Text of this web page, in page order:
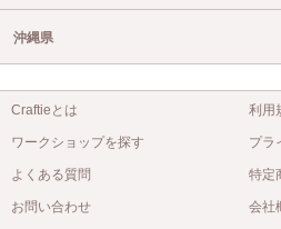
沖縄県
Craftieとは
ワークショップを探す
よくある質問
お問い合わせ
利用
プラ
特定
会社